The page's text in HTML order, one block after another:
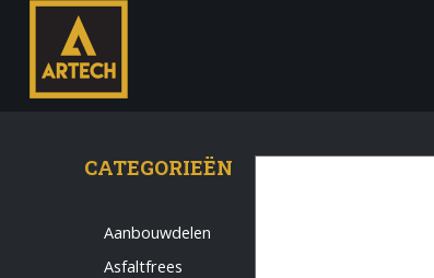
CATEGORIEËN
Aanbouwdelen
Asfaltfrees